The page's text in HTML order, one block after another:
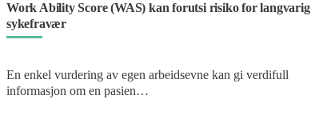
Work Ability Score (WAS) kan forutsi risiko for langvarig
sykefravær
En enkel vurdering av egen arbeidsevne kan gi verdifull
informasjon om en pasien…